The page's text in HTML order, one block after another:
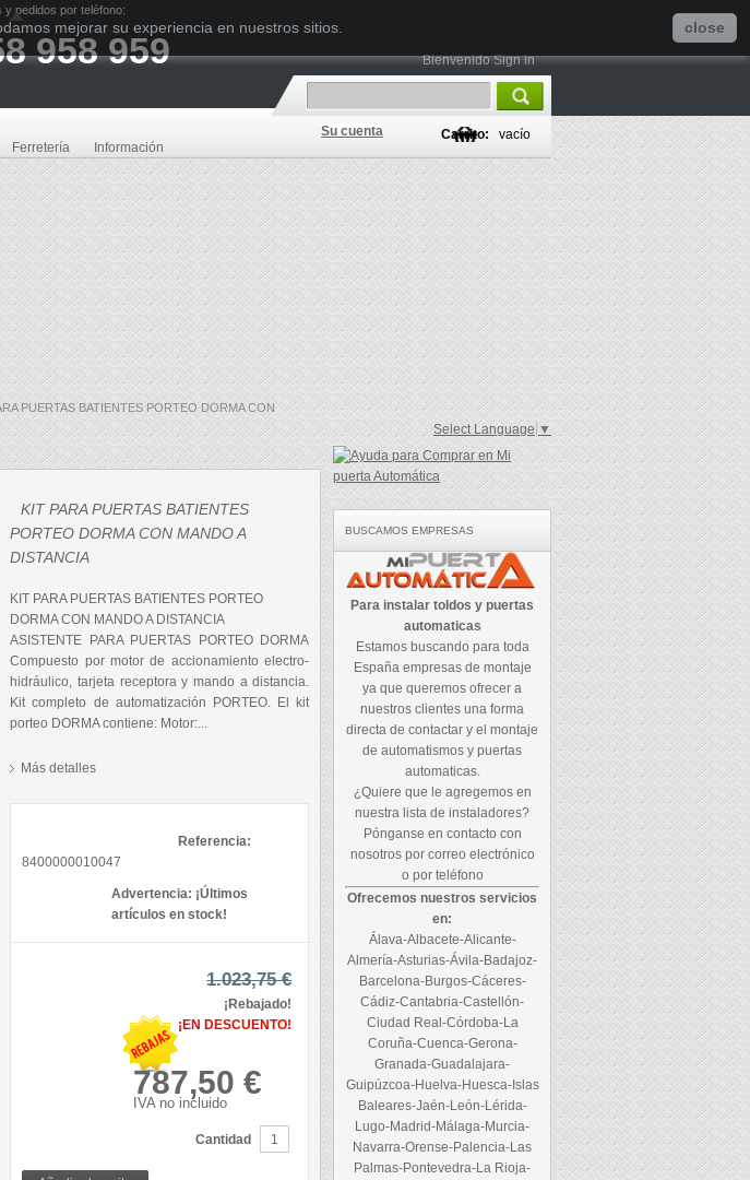
y pedidos por teléfono:
958 959
Ferretería Información
Carrito: vacío
Su cuenta
BienvenidoSign in
PUERTAS BATIENTES PORTEO DORMA CON
KIT PARA PUERTAS BATIENTES
PORTEO DORMA CON MANDO A
DISTANCIA
KIT PARA PUERTAS BATIENTES PORTEO
DORMA CON MANDO A DISTANCIA
ASISTENTE PARA PUERTAS PORTEO DORMA
Compuesto por motor de accionamiento electro-
hidráulico, tarjeta receptora y mando a distancia.
Kit completo de automatización PORTEO. El kit
porteo DORMA contiene: Motor:...
Más detalles
Referencia:
8400000010047
Advertencia: ¡Últimos
artículos en stock!
1.023,75 €
¡Rebajado!
¡EN DESCUENTO!
787,50 €
IVA no incluido
Cantidad
Select Language ▼
BUSCAMOS EMPRESAS
Para instalar toldos y puertas
automaticas
Estamos buscando para toda
España empresas de montaje
ya que queremos ofrecer a
nuestros clientes una forma
directa de contactar y el montaje
de automatismos y puertas
automaticas.
¿Quiere que le agregemos en
nuestra lista de instaladores?
Pónganse en contacto con
nosotros por correo electrónico
o por teléfono
Ofrecemos nuestros servicios
en:
Álava-Albacete-Alicante-
Almería-Asturias-Ávila-Badajoz-
Barcelona-Burgos-Cáceres-
Cádiz-Cantabria-Castellón-
Ciudad Real-Córdoba-La
Coruña-Cuenca-Gerona-
Granada-Guadalajara-
Guipúzcoa-Huelva-Huesca-Islas
Baleares-Jaén-León-Lérida-
Lugo-Madrid-Málaga-Murcia-
Navarra-Orense-Palencia-Las
Palmas-Pontevedra-La Rioja-
mejorar su experiencia en nuestros sitios. close